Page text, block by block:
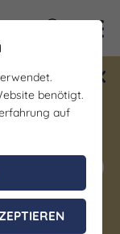
Saale-
18.12.
mitmachen
benötigt.
auf